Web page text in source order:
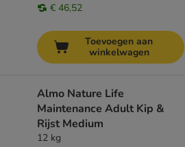
€ 46,52
Toevoegen aan
winkelwagen
Almo Nature Life
Maintenance Adult Kip &
Rijst Medium
12 kg